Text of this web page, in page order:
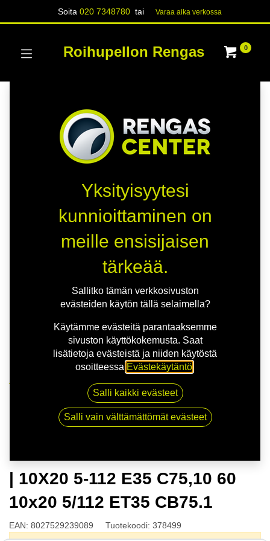
Soita020 7348780 tai Varaa aika verk​​​​ossa
Roihupellon Rengas 0
OZ ESTREMA GT HLT SAT.BLK | 10X20 5-112 E35
C75,10 60 10x20 5/112 ET35 CB75.1
| 10X20 5-112 E35 C75,10 60
10x20 5/112 ET35 CB75.1
EAN: 8027529239089 Tuotekoodi: 378499
Yksityisyytesi
kunnioittaminen on
meille ensisijaisen
tärkeää.
Sallitko tämän verkkosivuston
evästeiden käytön tällä selaimella?
Käytämme evästeitä parantaaksemme
sivuston käyttökokemusta. Saat
lisätietoja evästeistä ja niiden käytöstä
osoitteessa Evästekäytäntö
Salli kaikki evästeet
Salli vain välttämättömät evästeet